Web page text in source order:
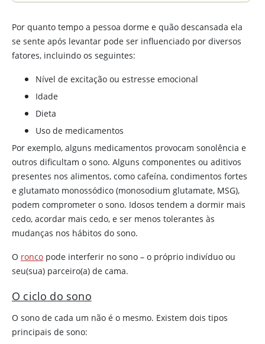
Por quanto tempo a pessoa dorme e quão descansada ela
se sente após levantar pode ser influenciado por diversos
fatores, incluindo os seguintes:
Nível de excitação ou estresse emocional
Idade
Dieta
Uso de medicamentos
Por exemplo, alguns medicamentos provocam sonolência e
outros dificultam o sono. Alguns componentes ou aditivos
presentes nos alimentos, como cafeína, condimentos fortes
e glutamato monossódico (monosodium glutamate, MSG),
podem comprometer o sono. Idosos tendem a dormir mais
cedo, acordar mais cedo, e ser menos tolerantes às
mudanças nos hábitos do sono.
O ronco pode interferir no sono – o próprio indivíduo ou
seu(sua) parceiro(a) de cama.
O ciclo do sono
O sono de cada um não é o mesmo. Existem dois tipos
principais de sono: